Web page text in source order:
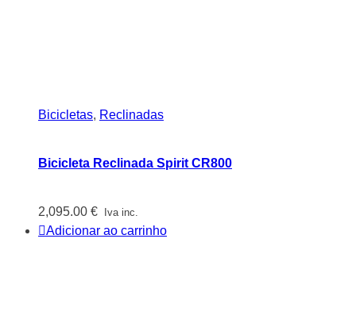
Bicicletas, Reclinadas
Bicicleta Reclinada Spirit CR800
2,095.00 € Iva inc.
Adicionar ao carrinho